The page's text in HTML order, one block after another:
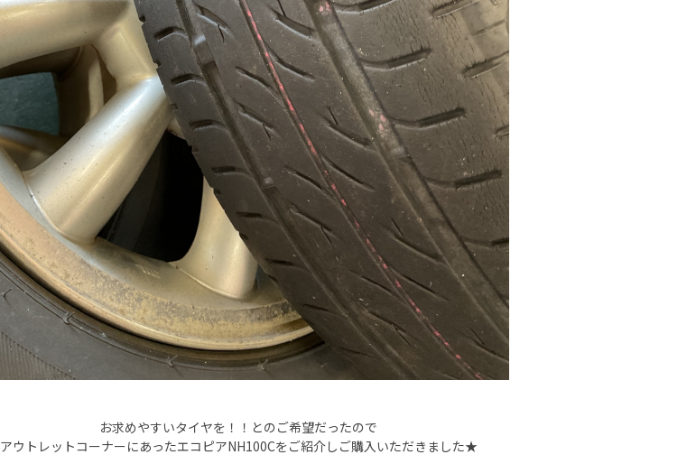
お求めやすいタイヤを！！とのご希望だったので
アウトレットコーナーにあったエコピアNH100Cをご紹介しご購入いただきました★